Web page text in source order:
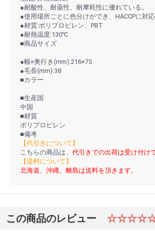
●耐酸性、耐薬性、耐摩耗性に優れている。
●使用場所ごとに色分けができ、HACCPに対応
●材質:ポリプロピレン、PBT
●耐熱温度:130℃
■商品サイズ
●幅×奥行き(mm):216×75
●毛長(mm):38
■カラー
■生産国
中国
■材質
ポリプロピレン
■備考
【代引きについて】
こちらの商品は、 代引きでの出荷は受け付け
【送料について】
北海道、沖縄、離島は送料を頂きます。
この商品のレビュー